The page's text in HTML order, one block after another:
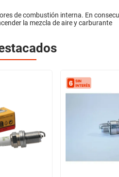
de combustión interna. En
la mezcla de aire y carburante